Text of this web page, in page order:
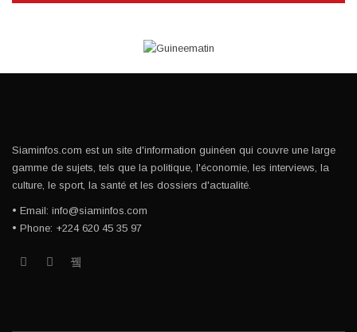
Siaminfos.com est un site d'information guinéen qui couvre une large
gamme de sujets, tels que la politique, l'économie, les interviews, la
culture, le sport, la santé et les dossiers d'actualité.
• Email: info@siaminfos.com
• Phone: +224 620 45 35 97